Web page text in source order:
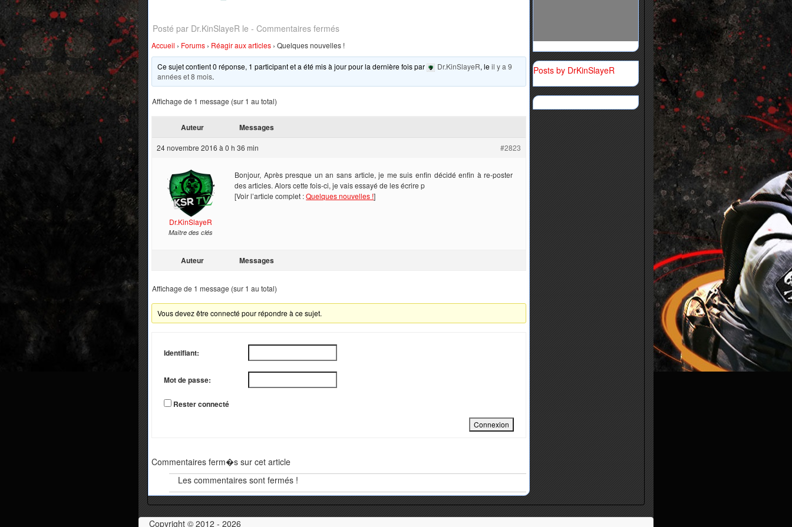
Posté par Dr.KinSlayeR le -Commentaires ferméssur
nouvelles
!
Accueil › Forums › Réagir aux articles › Quelques nouvelles !
Ce sujet contient 0 réponse, 1 participant et a été mis à jour pour la dernière fois par Dr.KinSlayeR, leil y a 9
années et 8 mois.
Affichage de 1 message (sur 1 au total)
Auteur Messages
24 novembre 2016 à 0 h 36 min #2823
Dr.KinSlayeR
Maître des clés
Bonjour, Après presque un an sans article, je me suis enfin décidé enfin à re-poster
des articles. Alors cette fois-ci, je vais essayé de les écrire p
[Voir l’article complet :Quelques nouvelles !]
Auteur Messages
Affichage de 1 message (sur 1 au total)
Vous devez être connecté pour répondre à ce sujet.
Identifiant:
Mot de passe:
Rester connecté
Connexion
Commentaires ferm�s sur cet article
Les commentaires sont fermés !
Posts by DrKinSlayeR
Copyright © 2012 - 2026